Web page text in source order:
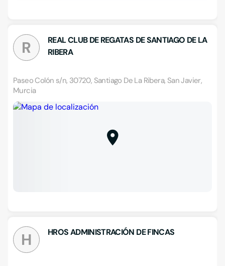
R
REAL CLUB DE REGATAS DE SANTIAGO DE LA
RIBERA
Paseo Colón s/n, 30720, Santiago De La Ribera, San Javier,
Murcia
H HROS ADMINISTRACIÓN DE FINCAS